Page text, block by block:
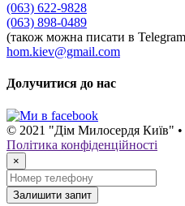
(063) 622-9828
(063) 898-0489
(також можна писати в
hom.kiev@gmail.com
Долучитися до нас
© 2021 "Дім Милосердя Київ" •
Політика конфіденційності
×
Залишити запит